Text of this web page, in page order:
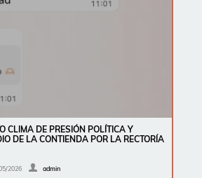
CLIMA DE PRESIÓN POLÍTICA Y
DE LA CONTIENDA POR LA RECTORÍA
2026 admin